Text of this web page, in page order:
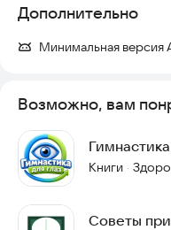
Дополнительно
Минимальная версия
Возможно, вам
Книги ·
Советы